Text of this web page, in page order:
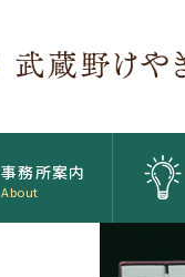
事務所案内
About